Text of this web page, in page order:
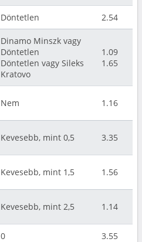
Döntetlen 2.54
Dinamo Minszk vagy
Döntetlen
Döntetlen vagy Sileks
Kratovo
1.09
1.65
Nem 1.16
Kevesebb, mint 0,5 3.35
Kevesebb, mint 1,5 1.56
Kevesebb, mint 2,5 1.14
0 3.55